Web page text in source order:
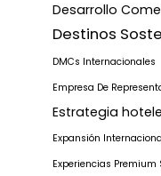
Desarrollo
Destinos
DMCs Internacionales
Empresa De
Estrategia
Expansión
Experiencias Premium